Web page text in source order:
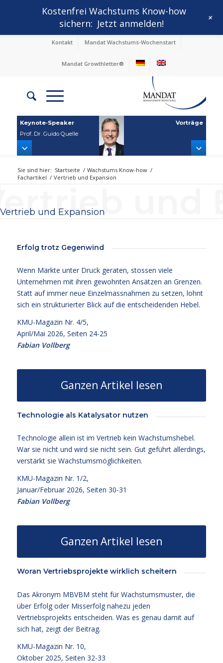
Kontakt Mandat Wachstums-Wochenstart
Mandat Growthletter®
Keynote‑Speaker
Prof. Dr. Guido Quelle
Vorträge
Sie sind hier: Startseite / Wachstums Know-how /
Fachartikel / Vertrieb und Expansion
und
Vertrieb und Expansion
Erfolg trotz Gegenwind
Wenn Märkte unter Druck geraten, stossen viele
Unternehmen mit ihren gewohnten Ansätzen an Grenzen.
Statt auf immer neue Einzelmassnahmen zu setzen, lohnt
sich ein strukturierter Blick auf die entscheidenden Hebel.
KMU-Magazin Nr. 4/5,
April/Mai 2026, Seiten 24-25
Fabian Vollberg
Ganzen Artikel lesen
Technologie als Katalysator nutzen
Technologie allein ist im Vertrieb kein Wachstumshebel.
War sie nicht und wird sie nicht sein. Gut geführt allerdings,
verstärkt sie Wachstumsmöglichkeiten.
KMU-Magazin Nr. 1/2,
Januar/Februar 2026, Seiten 30-31
Fabian Vollberg
Ganzen Artikel lesen
Woran Vertriebsprojekte wirklich scheitern
Das Akronym MBVBM steht für Wachstumsmuster, die
über Erfolg oder Misserfolg nahezu jeden
Vertriebsprojekts entscheiden. Was es genau damit auf
sich hat, zeigt der Beitrag.
KMU-Magazin Nr. 10,
Oktober 2025, Seiten 32-33
Kostenfrei Wachstums Know-how
sichern: Jetzt anmelden! +